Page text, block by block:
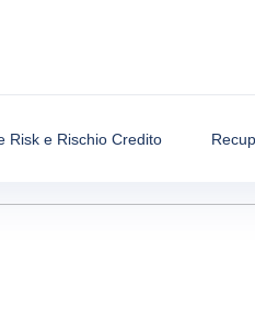
Risk e Rischio Credito